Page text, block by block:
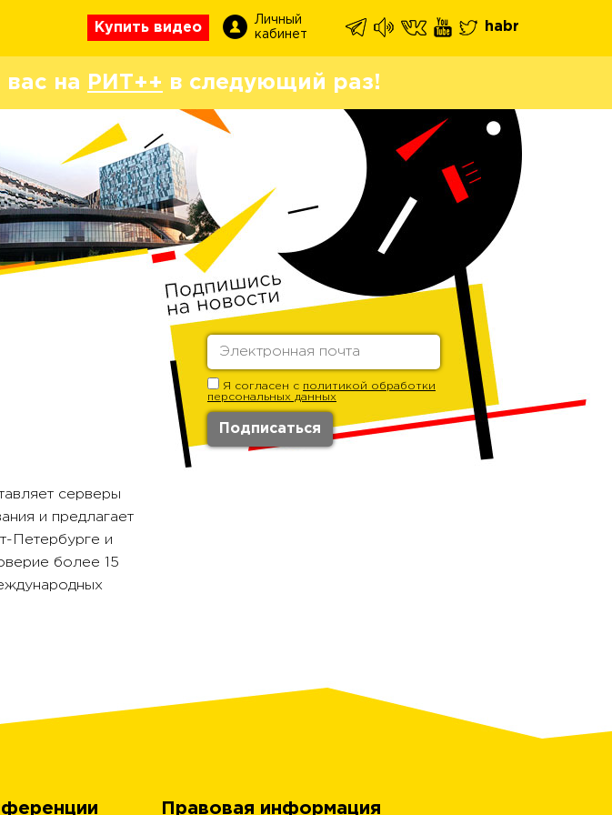
Купить видео
Личный
кабинет
habr
на РИТ++ в следующий раз!
Я согласен с политикой обработки
персональных данных
серверы
и предлагает
Петербурге и
более 15
Правовая информация